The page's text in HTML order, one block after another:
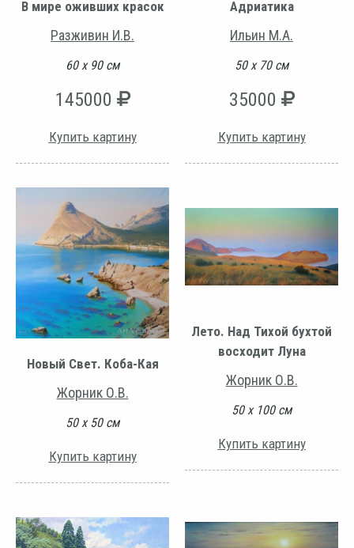
В мире оживших красок
Разживин И.В.
60 х 90 см
145000
Купить картину
Адриатика
Ильин М.А.
50 х 70 см
35000
Купить картину
Новый Свет. Коба-Кая
Жорник О.В.
50 х 50 см
Купить картину
Лето. Над Тихой бухтой
восходит Луна
Жорник О.В.
50 х 100 см
Купить картину